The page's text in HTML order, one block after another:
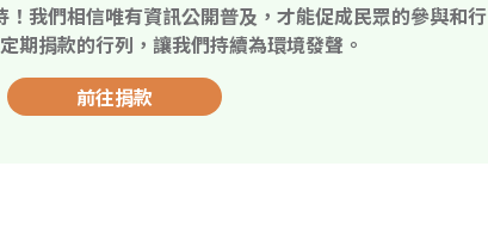
！我們相信唯有資訊公開普及，才能促成民眾的參與和行
期捐款的行列，讓我們持續為環境發聲。
前往捐款